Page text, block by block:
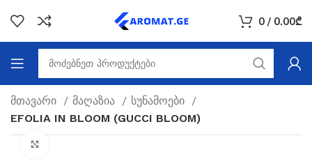
0 / 0.00₾
მთავარი მაღაზია
სუნამოები
EFOLIA IN BLOOM (GUCCI BLOOM)